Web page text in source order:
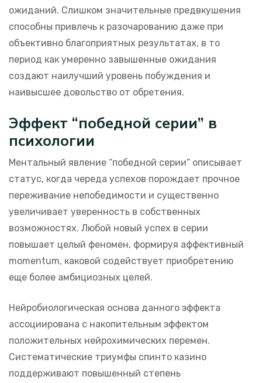
ожиданий. Слишком значительные предвкушения
способны привлечь к разочарованию даже при
объективно благоприятных результатах, в то
период как умеренно завышенные ожидания
создают наилучший уровень побуждения и
наивысшее довольство от обретения.
Эффект “победной серии” в
психологии
Ментальный явление “победной серии” описывает
статус, когда череда успехов порождает прочное
переживание непобедимости и существенно
увеличивает уверенность в собственных
возможностях. Любой новый успех в серии
повышает целый феномен, формируя аффективный
momentum, каковой содействует приобретению
еще более амбициозных целей.
Нейробиологическая основа данного эффекта
ассоциирована с накопительным эффектом
положительных нейрохимических перемен.
Систематические триумфы спинто казино
поддерживают повышенный степень